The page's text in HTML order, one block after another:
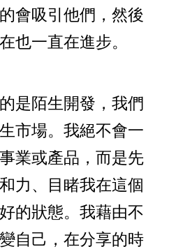
會吸引他們，然後
也一直在進步。
是陌生開發，我們
市場。我絕不會一
業或產品，而是先
力、目睹我在這個
的狀態。我藉由不
自己，在分享的時